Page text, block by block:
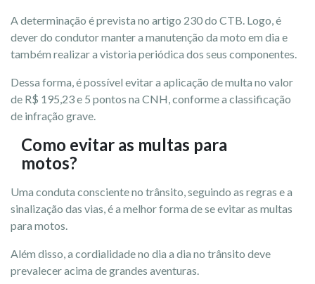
A determinação é prevista no artigo 230 do CTB. Logo, é
dever do condutor manter a manutenção da moto em dia e
também realizar a vistoria periódica dos seus componentes.
Dessa forma, é possível evitar a aplicação de multa no valor
de R$ 195,23 e 5 pontos na CNH, conforme a classificação
de infração grave.
Como evitar as multas para
motos?
Uma conduta consciente no trânsito, seguindo as regras e a
sinalização das vias, é a melhor forma de se evitar as multas
para motos.
Além disso, a cordialidade no dia a dia no trânsito deve
prevalecer acima de grandes aventuras.